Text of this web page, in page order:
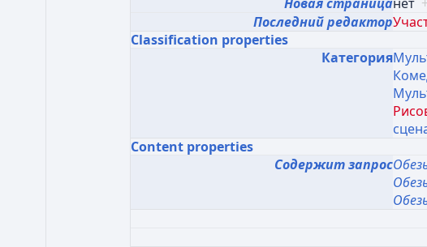
Последний редактор
Classification properties
Категория
Content properties
Содержит запрос